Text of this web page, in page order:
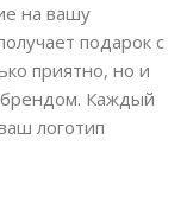
на вашу
подарок с
приятно, но и
Каждый
логотип